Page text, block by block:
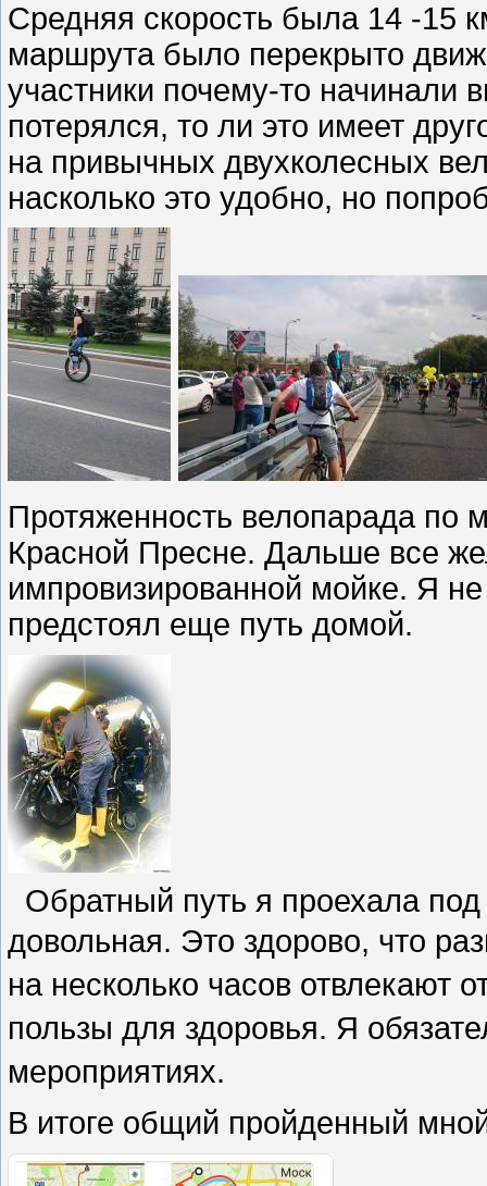
Средняя скорость была 14 -15
маршрута было перекрыто
участники почему-то начинали
потерялся, то ли это имеет
на привычных двухколесных
насколько это удобно, но
Протяженность велопарада по
Красной Пресне. Дальше все
импровизированной мойке. Я
предстоял еще путь домой.
Обратный путь я проехала
довольная. Это здорово, что
на несколько часов отвлекают
пользы для здоровья. Я
мероприятиях.
В итоге общий пройденный